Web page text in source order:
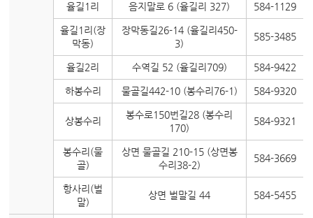
율길1리 음지말로 6 (율길리 327) 584-1129
율길1리(장
막동)
장막동길26-14 (율길리450-
3)
585-3485
율길2리 수역길 52 (율길리709) 584-9422
하봉수리 물골길442-10 (봉수리76-1) 584-9320
상봉수리
봉수로150번길28 (봉수리
170)
584-9321
봉수리(물
골)
상면 물골길 210-15 (상면봉
수리38-2)
584-3669
항사리(벌
말)
상면 벌말길 44 584-5455